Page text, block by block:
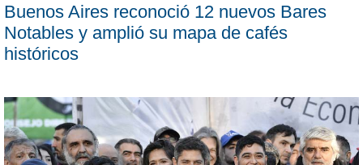
Buenos Aires reconoció 12 nuevos Bares
Notables y amplió su mapa de cafés
históricos